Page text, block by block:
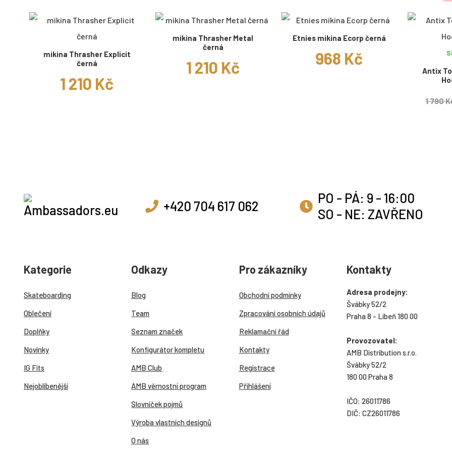
mikina Thrasher Explicit
černá
1 210 Kč
mikina Thrasher Metal
černá
1 210 Kč
Etnies mikina Ecorp černá
968 Kč
Antix
1 790
+420 704 617 062
PO - PÁ: 9 - 16:00
SO - NE: ZAVŘENO
Kategorie
Skateboarding
Oblečení
Doplňky
Novinky
IG Fits
Nejoblíbenější
Odkazy
Blog
Team
Seznam značek
Konfigurátor kompletu
AMB Club
AMB věrnostní program
Slovníček pojmů
Výroba vlastních designů
O nás
Pro zákazníky
Obchodní podmínky
Zpracování osobních údajů
Reklamační řád
Kontakty
Registrace
Přihlášení
Kontakty
Adresa prodejny:
Švábky 52/2
Praha 8 - Libeň 180 00
Provozovatel:
AMB Distribution s.r.o.
Švábky 52/2
180 00 Praha 8
IČO: 26011786
DIČ: CZ26011786